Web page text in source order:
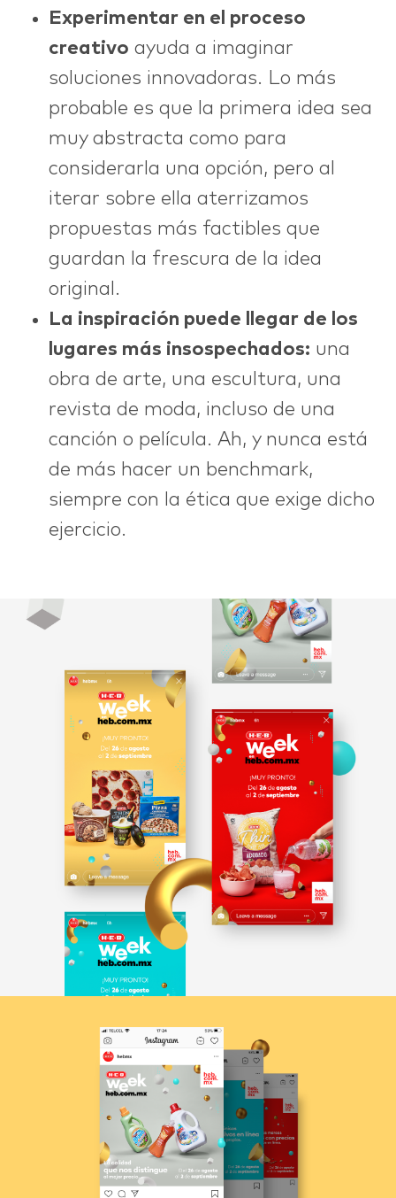
Experimentar en el proceso
creativo ayuda a imaginar
soluciones innovadoras. Lo más
probable es que la primera idea sea
muy abstracta como para
considerarla una opción, pero al
iterar sobre ella aterrizamos
propuestas más factibles que
guardan la frescura de la idea
original.
La inspiración puede llegar de los
lugares más insospechados: una
obra de arte, una escultura, una
revista de moda, incluso de una
canción o película. Ah, y nunca está
de más hacer un benchmark,
siempre con la ética que exige dicho
ejercicio.